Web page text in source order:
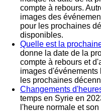
compte à rebours.
images des
pour les prochaines
disponibles.
Quelle est la
donne la date de la
compte à rebours et
images
les prochaines
Changements
temps en Syrie en
l'heure normale et